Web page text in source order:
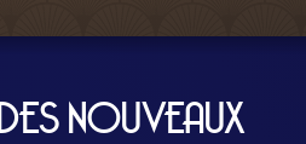
NOUVEAUX